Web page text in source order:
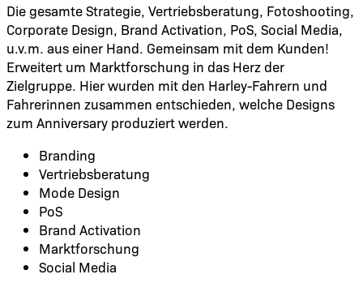
Die gesamte Strategie, Vertriebsberatung, Fotoshooting,
Corporate Design, Brand Activation, PoS, Social Media,
u.v.m. aus einer Hand. Gemeinsam mit dem Kunden!
Erweitert um Marktforschung in das Herz der
Zielgruppe. Hier wurden mit den Harley-Fahrern und
Fahrerinnen zusammen entschieden, welche Designs
zum Anniversary produziert werden.
Branding
Vertriebsberatung
Mode Design
PoS
Brand Activation
Marktforschung
Social Media